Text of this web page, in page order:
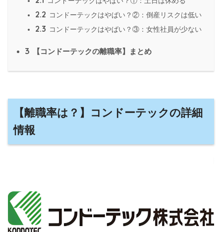
2.2 コンドーテックはやばい？②：倒産リスクは低い
2.3 コンドーテックはやばい？③：女性社員が少ない
3 【コンドーテックの離職率】まとめ
【離職率は？】コンドーテックの詳細
情報